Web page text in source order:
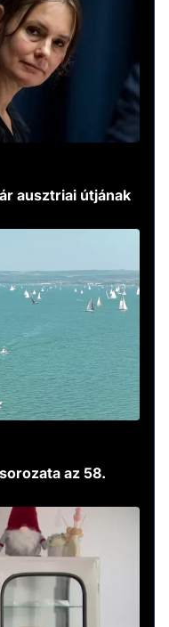
ausztriai útjának
az 58.